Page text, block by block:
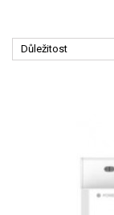
Důležitost